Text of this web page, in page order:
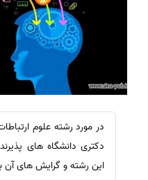
در مورد رشته علوم
دکتری دانشگاه های
این رشته و گرایش های آن